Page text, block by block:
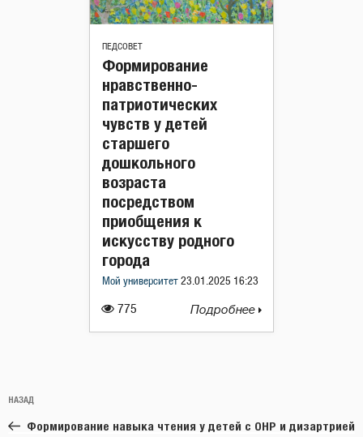
ПЕДСОВЕТ
775
Формирование
нравственно-
патриотических
чувств у детей
старшего
дошкольного
возраста
посредством
приобщения к
искусству родного
города
Мой университет 23.01.2025 16:23
Подробнее
по
записям
Предыдущая
запись:
НАЗАД
Формирование навыка чтения у детей с ОНР и дизартрией